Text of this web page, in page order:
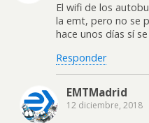
El wifi de los
la emt, pero no se
hace unos días sí
Responder
EMTMadrid
12 diciembre, 2018